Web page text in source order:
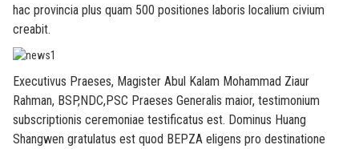
hac provincia plus quam 500 positiones laboris localium civium
creabit.
Executivus Praeses, Magister Abul Kalam Mohammad Ziaur
Rahman, BSP,NDC,PSC Praeses Generalis maior, testimonium
subscriptionis ceremoniae testificatus est. Dominus Huang
Shangwen gratulatus est quod BEPZA eligens pro destinatione